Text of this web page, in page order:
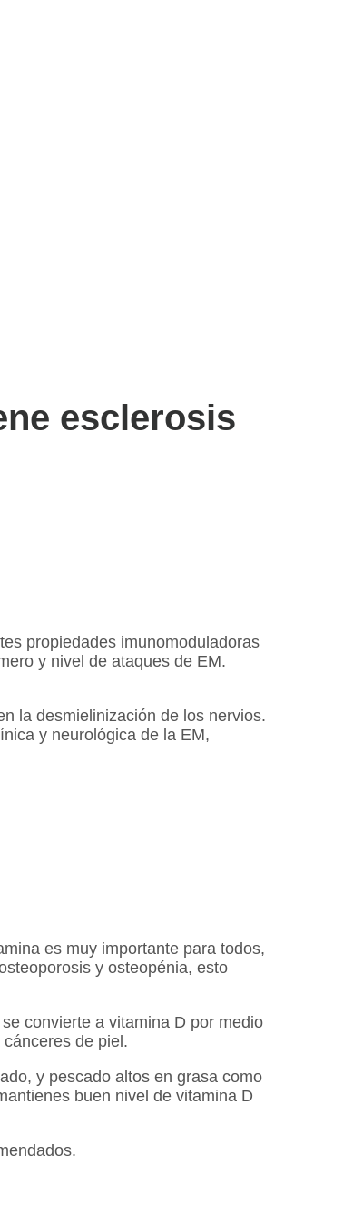
esclerosis
propiedades imunomoduladoras
y nivel de ataques de EM.
la desmielinización de los nervios.
y neurológica de la EM,
es muy importante para todos,
y osteopénia, esto
convierte a vitamina D por medio
de piel.
y pescado altos en grasa como
buen nivel de vitamina D